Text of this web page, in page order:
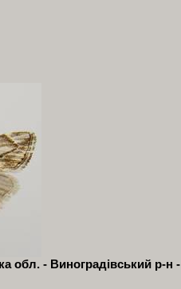
обл. - Виноградівський р-н -